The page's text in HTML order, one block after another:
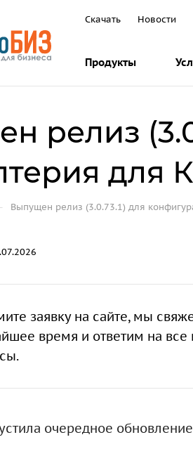
Скачать Новости
Продукты
релиз
для
Выпущен релиз (3.0.73.1) для
заявку на сайте, мы
время и ответим на
очередное